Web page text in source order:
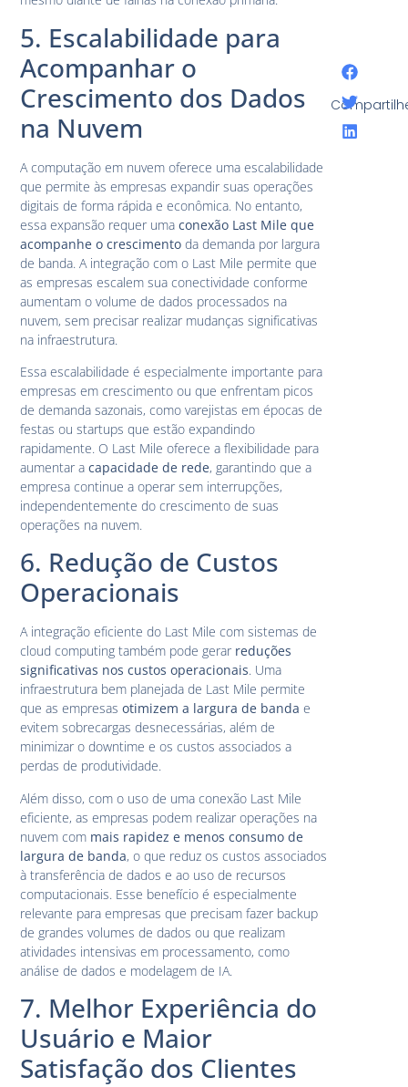
5. Escalabilidade para
Acompanhar o
Crescimento dos Dados
na Nuvem
A computação em nuvem oferece uma escalabilidade
que permite às empresas expandir suas operações
digitais de forma rápida e econômica. No entanto,
essa expansão requer umaconexão Last Mile que
acompanhe o crescimento da demanda por largura
de banda. A integração com o Last Mile permite que
as empresas escalem sua conectividade conforme
aumentam o volume de dados processados na
nuvem, sem precisar realizar mudanças significativas
na infraestrutura.
Essa escalabilidade é especialmente importante para
empresas em crescimento ou que enfrentam picos
de demanda sazonais, como varejistas em épocas de
festas ou startups que estão expandindo
rapidamente. O Last Mile oferece a flexibilidade para
aumentar acapacidade de rede, garantindo que a
empresa continue a operar sem interrupções,
independentemente do crescimento de suas
operações na nuvem.
6. Redução de Custos
Operacionais
A integração eficiente do Last Mile com sistemas de
cloud computing também pode gerar reduções
significativas nos custos operacionais. Uma
infraestrutura bem planejada de Last Mile permite
que as empresasotimizem a largura de banda e
evitem sobrecargas desnecessárias, além de
minimizar o downtime e os custos associados a
perdas de produtividade.
Além disso, com o uso de uma conexão Last Mile
eficiente, as empresas podem realizar operações na
nuvem com mais rapidez e menos consumo de
largura de banda, o que reduz os custos associados
à transferência de dados e ao uso de recursos
computacionais. Esse benefício é especialmente
relevante para empresas que precisam fazer backup
de grandes volumes de dados ou que realizam
atividades intensivas em processamento, como
análise de dados e modelagem de IA.
7. Melhor Experiência do
Usuário e Maior
Satisfação dos Clientes